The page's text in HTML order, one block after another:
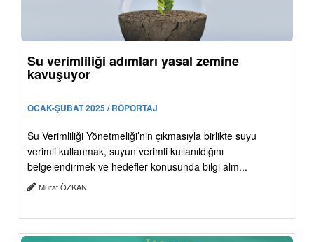
Su verimliliği adımları yasal zemine
kavuşuyor
OCAK-ŞUBAT 2025 / RÖPORTAJ
Su Verimliliği Yönetmeliği’nin çıkmasıyla birlikte suyu
verimli kullanmak, suyun verimli kullanıldığını
belgelendirmek ve hedefler konusunda bilgi alm...
Murat ÖZKAN